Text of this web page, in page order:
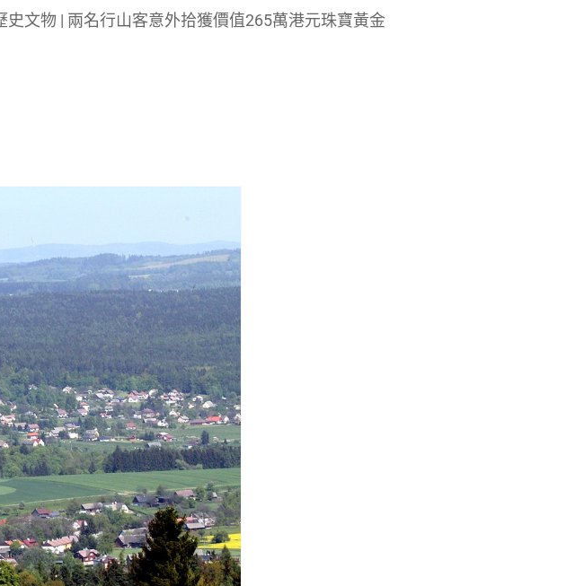
史文物 | 兩名行山客意外拾獲價值265萬港元珠寶黃金